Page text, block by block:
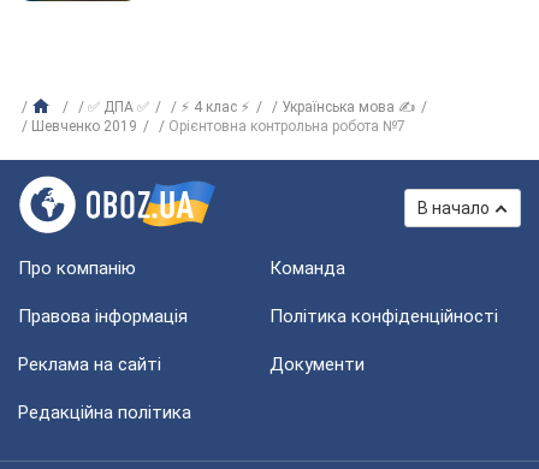
✅ ДПА ✅ ⚡ 4 клас ⚡
Українська мова ✍
Шевченко 2019
Орієнтовна контрольна робота №7
В начало
Про компанію Команда
Правова інформація Політика конфіденційності
Реклама на сайті Документи
Редакційна політика